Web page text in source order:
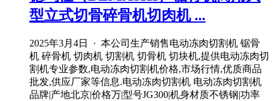
型立式切骨碎骨机切肉机 ...
2025年3月4日 · 本公司生产销售电动冻肉切割机 锯骨
机 碎骨机 切肉机 切割机 切骨机 切块机,提供电动冻肉切
割机专业参数,电动冻肉切割机价格,市场行情,优质商品
批发,供应厂家等信息.电动冻肉切割机 电动冻肉切割机
品牌|产地北京|价格万|型号JG300|机身材质不锈钢|功率